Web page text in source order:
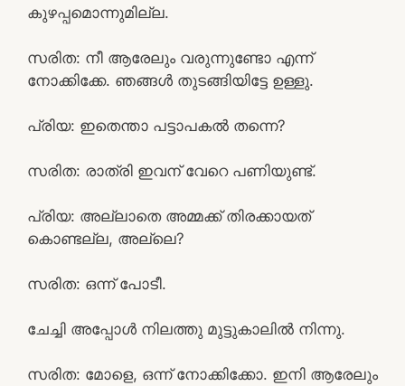
കുഴപ്പമൊന്നുമില്ല.
സരിത: നീ ആരേലും വരുന്നുണ്ടോ എന്ന്
നോക്കിക്കേ. ഞങ്ങൾ തുടങ്ങിയിട്ടേ ഉള്ളു.
പ്രിയ: ഇതെന്താ പട്ടാപകൽ തന്നെ?
സരിത: രാത്രി ഇവന് വേറെ പണിയുണ്ട്.
പ്രിയ: അല്ലാതെ അമ്മക്ക് തിരക്കായത്
കൊണ്ടല്ല, അല്ലെ?
സരിത: ഒന്ന് പോടീ.
ചേച്ചി അപ്പോൾ നിലത്തു മുട്ടുകാലിൽ നിന്നു.
സരിത: മോളെ, ഒന്ന് നോക്കിക്കോ. ഇനി ആരേലും